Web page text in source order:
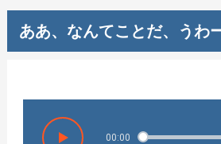
ああ、なんてことだ、うわ
00:00